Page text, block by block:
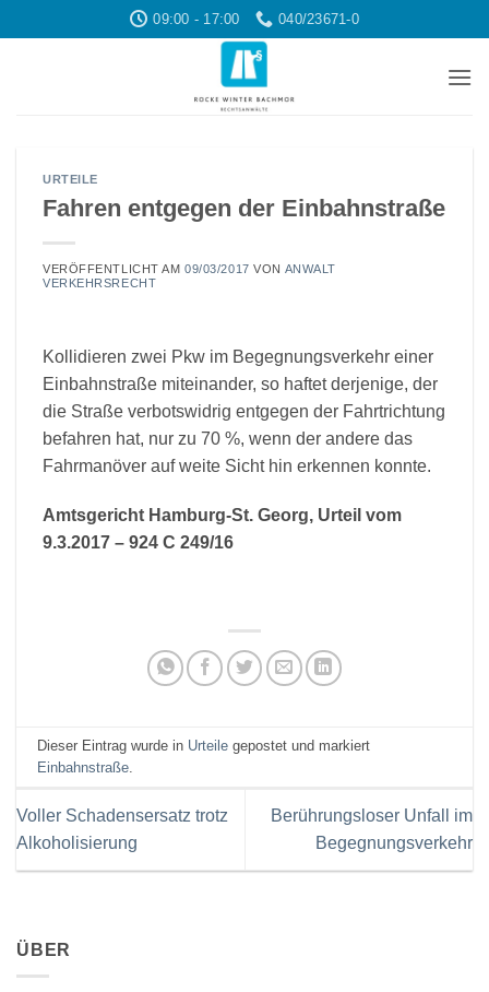
Inhalt
09:00 - 17:00 040/23671-0
URTEILE
Fahren entgegen der Einbahnstraße
VERÖFFENTLICHT AM09/03/2017 VON ANWALT
VERKEHRSRECHT
Kollidieren zwei Pkw im Begegnungsverkehr einer
Einbahnstraße miteinander, so haftet derjenige, der
die Straße verbotswidrig entgegen der Fahrtrichtung
befahren hat, nur zu 70 %, wenn der andere das
Fahrmanöver auf weite Sicht hin erkennen konnte.
Amtsgericht Hamburg-St. Georg, Urteil vom
9.3.2017 – 924 C 249/16
Dieser Eintrag wurde in Urteile gepostet und markiert
Einbahnstraße
Voller Schadensersatz trotz
Alkoholisierung
Berührungsloser Unfall im
Begegnungsverkehr
ÜBER